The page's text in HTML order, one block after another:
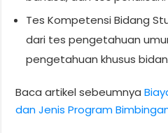
Tes Kompetensi Bidang
dari tes pengetahuan
pengetahuan khusus
Baca artikel sebeumnya
dan Jenis Program